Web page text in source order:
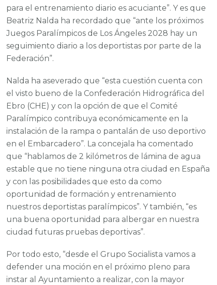
para el entrenamiento diario es acuciante”. Y es que
Beatriz Nalda ha recordado que “ante los próximos
Juegos Paralímpicos de Los Ángeles 2028 hay un
seguimiento diario a los deportistas por parte de la
Federación”.
Nalda ha aseverado que “esta cuestión cuenta con
el visto bueno de la Confederación Hidrográfica del
Ebro (CHE) y con la opción de que el Comité
Paralímpico contribuya económicamente en la
instalación de la rampa o pantalán de uso deportivo
en el Embarcadero”. La concejala ha comentado
que “hablamos de 2 kilómetros de lámina de agua
estable que no tiene ninguna otra ciudad en España
y con las posibilidades que esto da como
oportunidad de formación y entrenamiento
nuestros deportistas paralímpicos”. Y también, “es
una buena oportunidad para albergar en nuestra
ciudad futuras pruebas deportivas”.
Por todo esto, “desde el Grupo Socialista vamos a
defender una moción en el próximo pleno para
instar al Ayuntamiento a realizar, con la mayor